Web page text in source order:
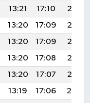
13:21 17:10
20:18
13:20 17:09
20:16
13:20 17:09
20:15
13:20 17:08
20:13
13:20 17:07
20:12
13:19 17:06
20:10